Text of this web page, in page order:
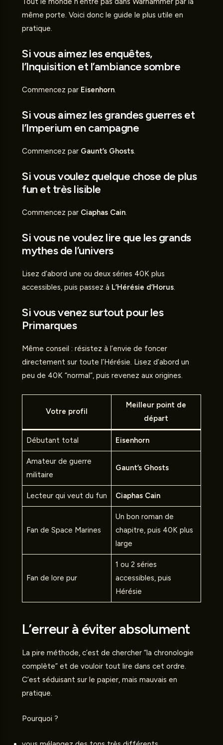
même porte. Voici donc le guide le plus utile en
pratique.
Si vous aimez les enquêtes,
l’Inquisition et l’ambiance sombre
Commencez par Eisenhorn.
Si vous aimez les grandes guerres et
l’Imperium en campagne
Commencez par Gaunt’s Ghosts.
Si vous voulez quelque chose de plus
fun et très lisible
Commencez par Ciaphas Cain.
Si vous ne voulez lire que les grands
mythes de l’univers
Lisez d’abord une ou deux séries 40K plus
accessibles, puis passez à L’Hérésie d’Horus.
Si vous venez surtout pour les
Primarques
Même conseil : résistez à l’envie de foncer
directement sur toute l’Hérésie. Lisez d’abord un
peu de 40K “normal”, puis revenez aux origines.
Votre profil
Meilleur point de
départ
Débutant total Eisenhorn
Amateur de guerre
militaire
Gaunt’s Ghosts
Lecteur qui veut du fun Ciaphas Cain
Fan de Space Marines
Un bon roman de
chapitre, puis 40K plus
large
Fan de lore pur
1 ou 2 séries
accessibles, puis
Hérésie
L’erreur à éviter absolument
La pire méthode, c’est de chercher “la chronologie
complète” et de vouloir tout lire dans cet ordre.
C’est séduisant sur le papier, mais mauvais en
pratique.
Pourquoi ?